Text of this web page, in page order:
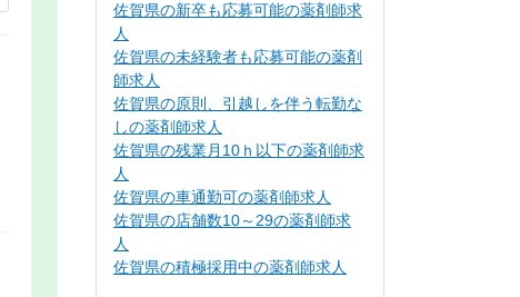
佐賀県の新卒も応募可能の薬剤師求
人
佐賀県の未経験者も応募可能の薬剤
師求人
佐賀県の原則、引越しを伴う転勤な
しの薬剤師求人
佐賀県の残業月10ｈ以下の薬剤師求
人
佐賀県の車通勤可の薬剤師求人
佐賀県の店舗数10～29の薬剤師求
人
佐賀県の積極採用中の薬剤師求人